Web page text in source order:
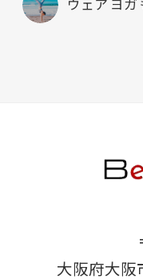
ウェア ヨガ
大阪府大阪